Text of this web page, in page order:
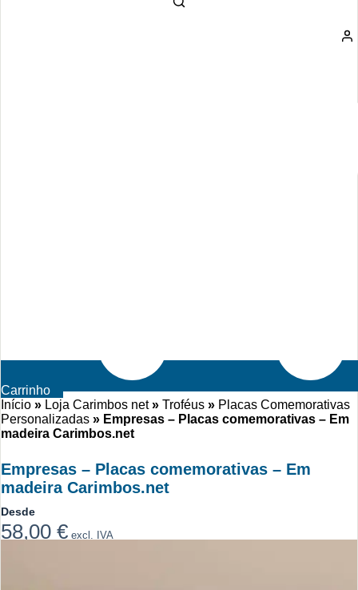
Carrinho
Início » Loja Carimbos net» Troféus » Placas Comemorativas
Personalizadas » Empresas – Placas comemorativas – Em
madeira Carimbos.net
Empresas – Placas comemorativas – Em
madeira Carimbos.net
Desde
58,00 € excl. IVA